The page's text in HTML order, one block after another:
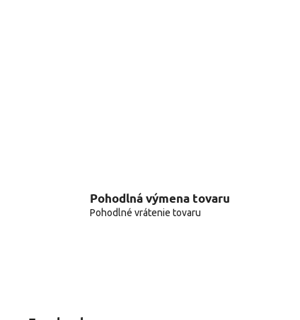
Pohodlná výmena tovaru
Pohodlné vrátenie tovaru